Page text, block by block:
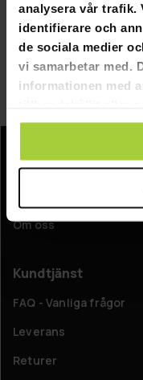
analysera vår trafik.
identifierare och
de sociala medier
vi samarbetar med.
informationen med
använt deras
1 990,00 kr
Information
Om oss
Kundtjänst
FAQ - Vanliga frågor
Leverans
Returer